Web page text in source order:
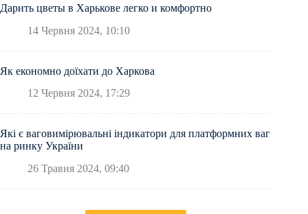
Дарить цветы в Харькове легко и комфортно
14 Червня 2024, 10:10
Як економно доїхати до Харкова
12 Червня 2024, 17:29
Які є ваговимірювальні індикатори для платформних ваг
на ринку України
26 Травня 2024, 09:40